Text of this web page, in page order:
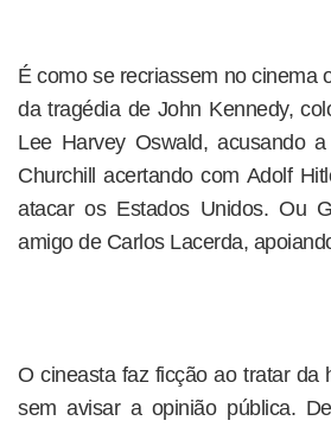
É como se recriassem no cinema
da tragédia de John Kennedy,
Lee Harvey Oswald, acusando
Churchill acertando com Adolf
atacar os Estados Unidos. Ou
amigo de Carlos Lacerda,
O cineasta faz ficção ao tratar da
sem avisar a opinião pública.